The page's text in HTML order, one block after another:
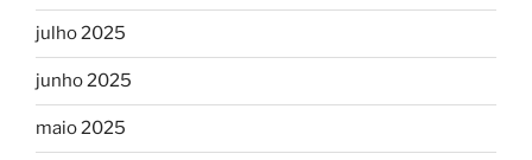
julho 2025
junho 2025
maio 2025